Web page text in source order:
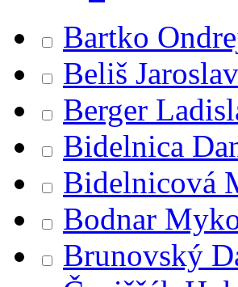
Bartko
Beliš Jaroslav
Berger
Bidelnica
Bidelnicová
Bodnar
Brunovský